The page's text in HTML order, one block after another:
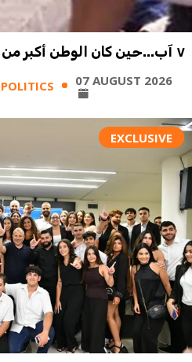
٧ آب...حين كان الوطن أكبر من الخوف (جومانا ناهض)
POLITICS 07 AUGUST 2026
EXCLUSIVE